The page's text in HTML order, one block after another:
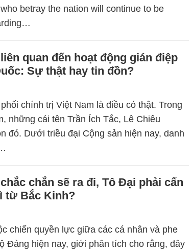
betray the nation will continue to be
quan đến hoạt động gián điệp
Sự thật hay tin đồn?
chính trị Việt Nam là điều có thật. Trong
những cái tên Trần Ích Tắc, Lê Chiêu
đó. Dưới triều đại Cộng sản hiện nay, danh
chắn sẽ ra đi, Tô Đại phải cẩn
từ Bắc Kinh?
chiến quyền lực giữa các cá nhân và phe
Đảng hiện nay, giới phân tích cho rằng, đây